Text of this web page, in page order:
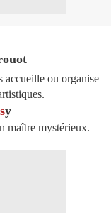
accueille ou organise
y
maître mystérieux.